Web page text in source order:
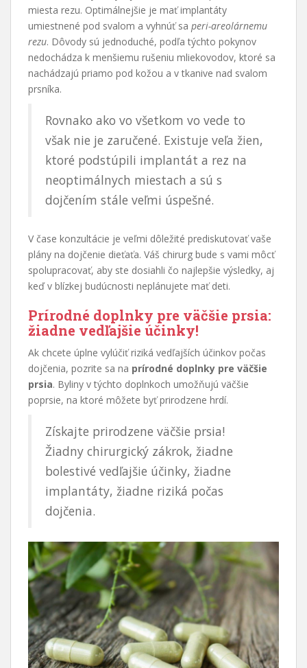
miesta rezu. Optimálnejšie je mať implantáty
umiestnené pod svalom a vyhnúť sa peri-areolárnemu
rezu. Dôvody sú jednoduché, podľa týchto pokynov
nedochádza k menšiemu rušeniu mliekovodov, ktoré sa
nachádzajú priamo pod kožou a v tkanive nad svalom
prsníka.
Rovnako ako vo všetkom vo vede to
však nie je zaručené. Existuje veľa žien,
ktoré podstúpili implantát a rez na
neoptimálnych miestach a sú s
dojčením stále veľmi úspešné.
V čase konzultácie je veľmi dôležité prediskutovať vaše
plány na dojčenie dieťaťa. Váš chirurg bude s vami môcť
spolupracovať, aby ste dosiahli čo najlepšie výsledky, aj
keď v blízkej budúcnosti neplánujete mať deti.
Prírodné doplnky pre väčšie prsia:
žiadne vedľajšie účinky!
Ak chcete úplne vylúčiť riziká vedľajších účinkov počas
dojčenia, pozrite sa na prírodné doplnky pre väčšie
prsia. Byliny v týchto doplnkoch umožňujú väčšie
poprsie, na ktoré môžete byť prirodzene hrdí.
Získajte prirodzene väčšie prsia!
Žiadny chirurgický zákrok, žiadne
bolestivé vedľajšie účinky, žiadne
implantáty, žiadne riziká počas
dojčenia.